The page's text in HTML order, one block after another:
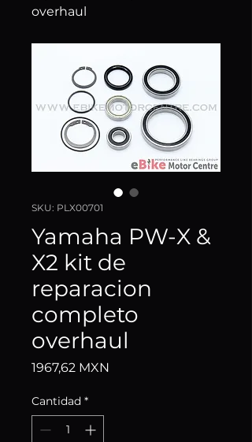
overhaul
SKU: PLX00701
Yamaha PW-X &
X2 kit de
reparacion
completo
overhaul
1967,62 MXN
Cantidad *